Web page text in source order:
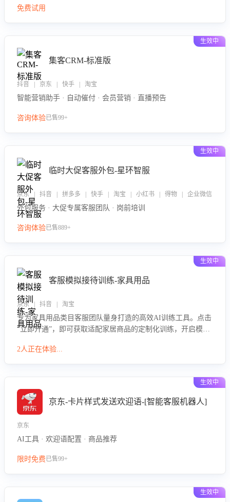
免费试用
生效中
集客CRM-标准版
抖音 | 京东 | 快手 | 淘宝
智能营销助手 · 自动催付 · 会员营销 · 直播预告
咨询体验已售99+
生效中
临时大促客服外包-星环智服
京东 | 抖音 | 拼多多 | 快手 | 淘宝 | 小红书 | 得物 | 企业微信
外包服务 · 大促专属客服团队 · 岗前培训
咨询体验已售889+
生效中
客服模拟接待训练-家具用品
京东 | 抖音 | 淘宝
专为家具用品类目客服团队量身打造的高效AI训练工具。点击
“立即开通”，即可获取适配家居商品的定制化训练，开启模拟
参数咨询等高频场景下的专业应对能力。
2人正在体验...
生效中
京东-卡片样式发送欢迎语-[智能客服机器人]
京东
AI工具 · 欢迎语配置 · 商品推荐
限时免费已售99+
生效中